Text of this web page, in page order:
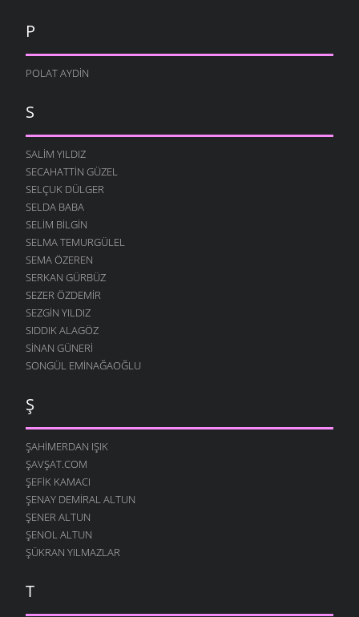
P
POLAT AYDIN
S
SALIM YILDIZ
SECAHATTIN GÜZEL
SELÇUK DÜLGER
SELDA BABA
SELIM BILGIN
SELMA TEMURGÜLEL
SEMA ÖZEREN
SERKAN GÜRBÜZ
SEZER ÖZDEMIR
SEZGIN YILDIZ
SIDDIK ALAGÖZ
SINAN GÜNERI
SONGÜL EMINAĞAOĞLU
Ş
ŞAHIMERDAN IŞIK
ŞAVŞAT.COM
ŞEFIK KAMACI
ŞENAY DEMIRAL ALTUN
ŞENER ALTUN
ŞENOL ALTUN
ŞÜKRAN YILMAZLAR
T